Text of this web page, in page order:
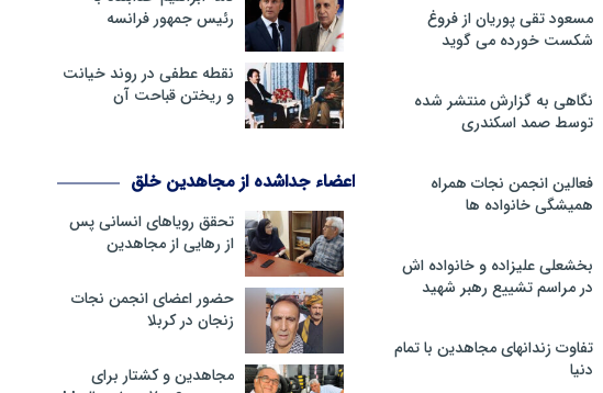
مسعود تقی پوریان از فروغ
شکست خورده می گوید
نگاهی به گزارش منتشر شده
توسط صمد اسکندری
فعالین انجمن نجات همراه
همیشگی خانواده ها
بخشعلی علیزاده و خانواده اش
در مراسم تشییع رهبر شهید
تفاوت زندانهای مجاهدین با تمام
دنیا
رئیس جمهور فرانسه
نقطه عطفی در روند خیانت
و ریختن قباحت آن
اعضاء جداشده از مجاهدین خلق
تحقق رویاهای انسانی پس
از رهایی از مجاهدین
حضور اعضای انجمن نجات
زنجان در کربلا
مجاهدین و کشتار برای